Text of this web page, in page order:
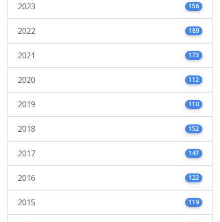
2023 156
2022 189
2021 173
2020 112
2019 110
2018 152
2017 147
2016 122
2015 119